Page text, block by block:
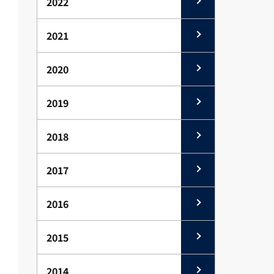
2021
2020
2019
2018
2017
2016
2015
2014